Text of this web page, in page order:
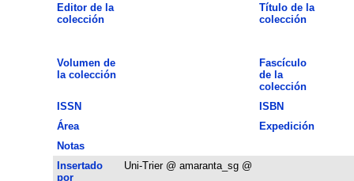
Editor de la
colección
Título de la
colección
Volumen de
la colección
Fascículo
de la
colección
ISSN
ISBN
Área
Expedición
Notas
Insertado
por
Uni-Trier @ amaranta_sg @